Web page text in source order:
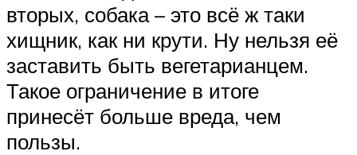
вторых, собака – это всё ж таки
хищник, как ни крути. Ну нельзя её
заставить быть вегетарианцем.
Такое ограничение в итоге
принесёт больше вреда, чем
пользы.